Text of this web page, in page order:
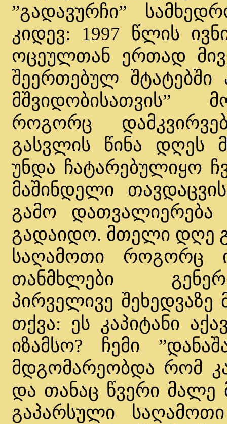
”გადავურჩი”
კიდევ: 1997 წლის
ოცეულთან ერთად
შეერთებულ შტატებში
მშვიდობისათვის”
როგორც
გასვლის წინა დღეს
უნდა ჩატარებულიყო
მაშინდელი
გამო დათვალიერება
გადაიდო. მთელი დღე
საღამოთი როგორც
თანმხლები
პირველივე შეხედვაზე
თქვა: ეს კაპიტანი
იზამსო? ჩემი
მდგომარეობდა რომ
და თანაც წვერი მალე
გაპარსული